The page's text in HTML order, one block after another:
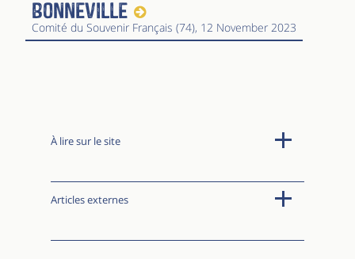
Bonneville
Comité du Souvenir Français (74), 12 November 2023
À lire sur le site
Articles externes